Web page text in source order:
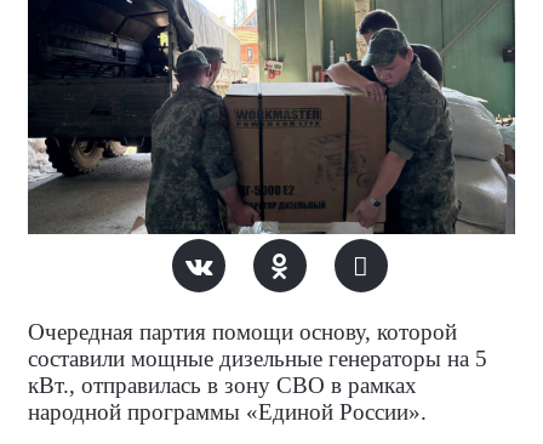
Очередная партия помощи основу, которой
составили мощные дизельные генераторы на 5
кВт., отправилась в зону СВО в рамках
народной программы «Единой России».